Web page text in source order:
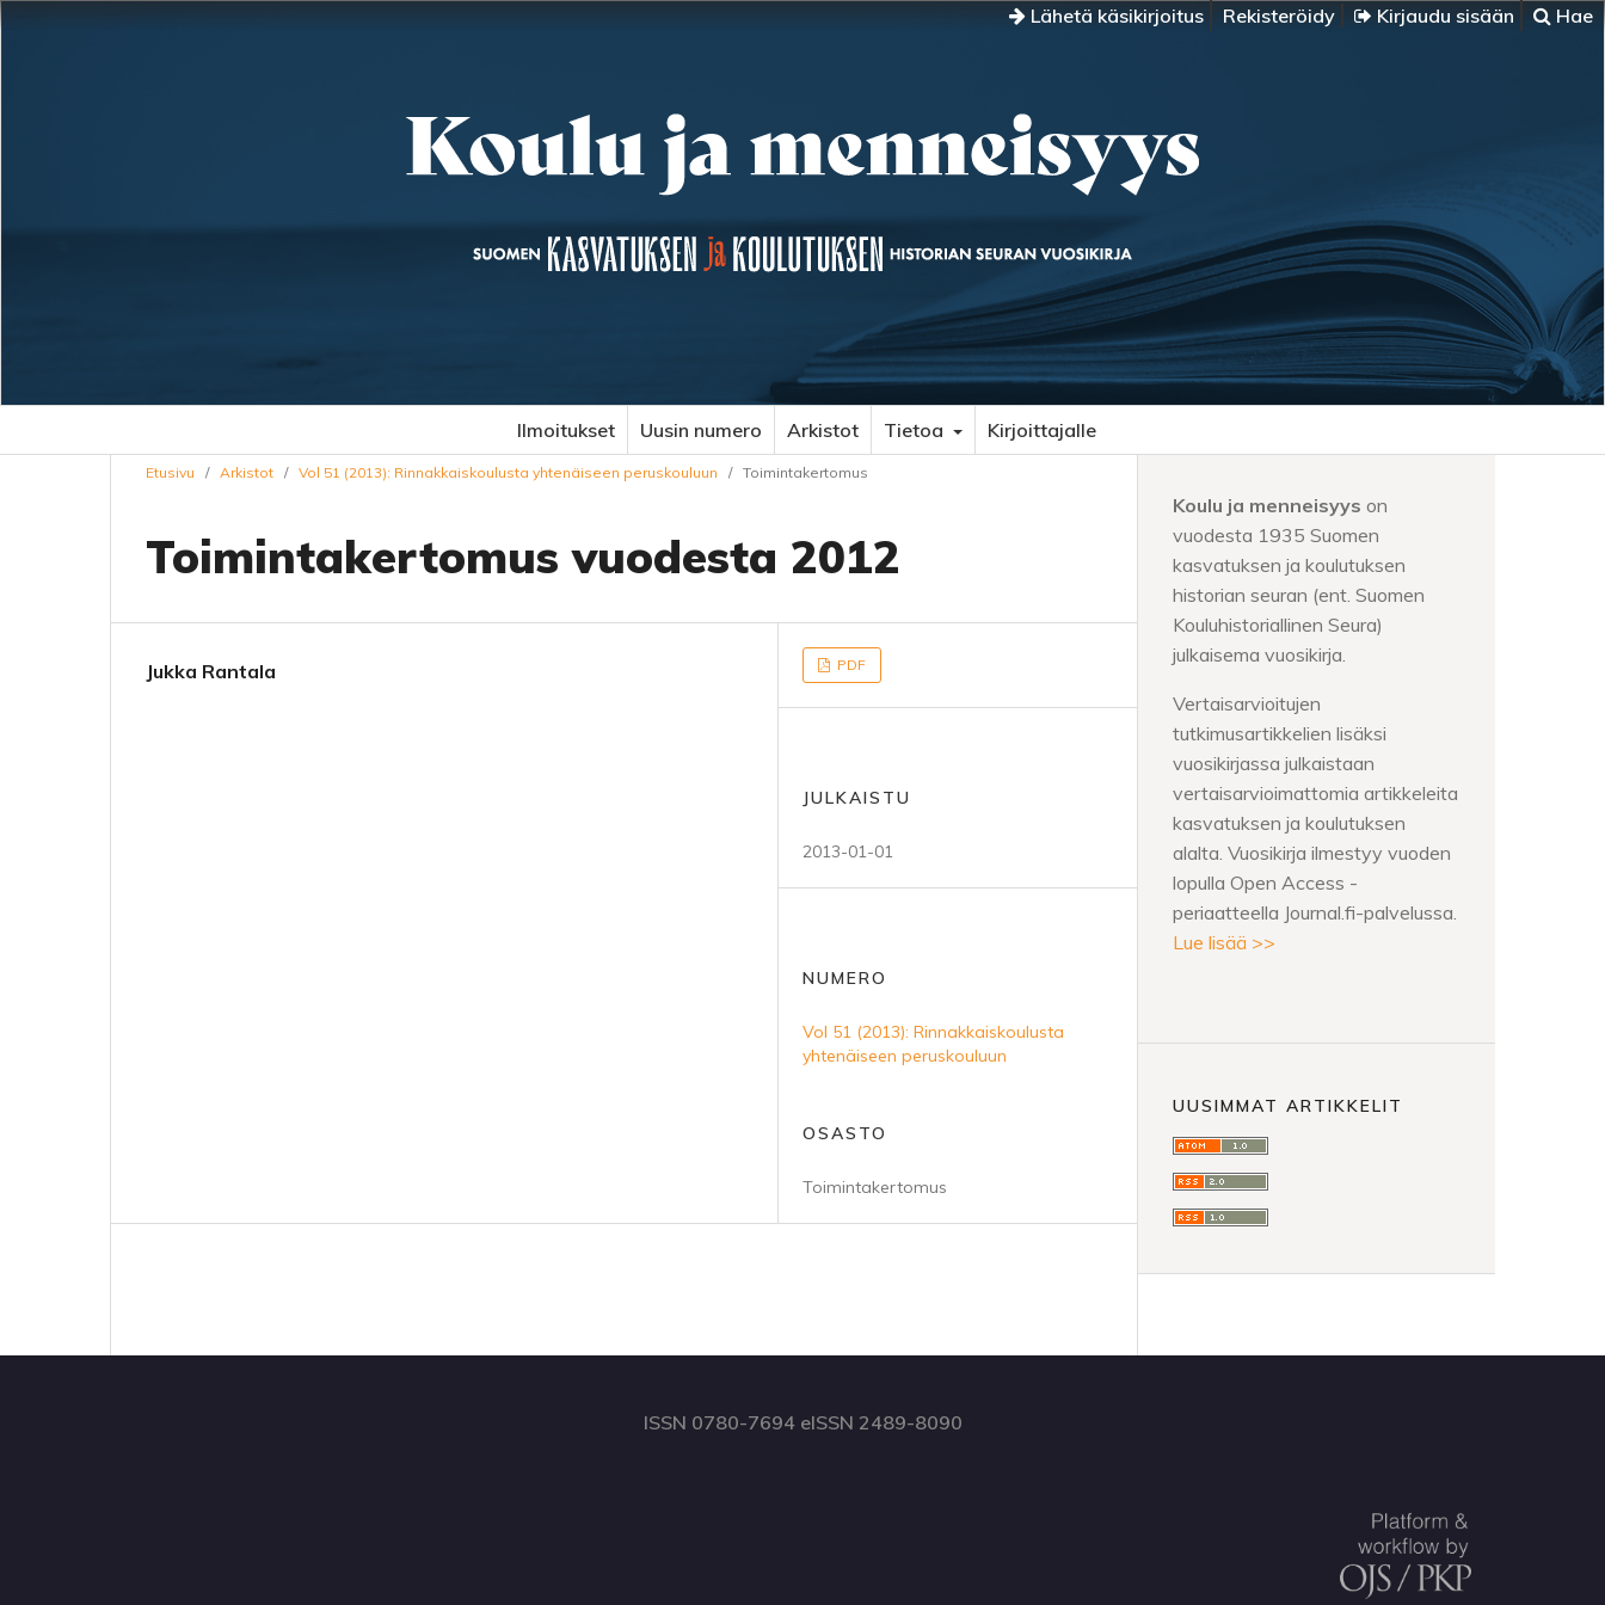
Lähetä käsikirjoitus Rekisteröidy Kirjaudu sisään Hae
Ilmoitukset Uusin numero Arkistot Tietoa Kirjoittajalle
Etusivu / Arkistot / Vol 51 (2013): Rinnakkaiskoulusta yhtenäiseen peruskouluun / Toimintakertomus
Toimintakertomus vuodesta 2012
Jukka Rantala PDF
JULKAISTU
2013-01-01
NUMERO
Vol 51 (2013): Rinnakkaiskoulusta
yhtenäiseen peruskouluun
OSASTO
Toimintakertomus
Koulu ja menneisyys on
vuodesta 1935 Suomen
kasvatuksen ja koulutuksen
historian seuran (ent. Suomen
Kouluhistoriallinen Seura)
julkaisema vuosikirja.
Vertaisarvioitujen
tutkimusartikkelien lisäksi
vuosikirjassa julkaistaan
vertaisarvioimattomia artikkeleita
kasvatuksen ja koulutuksen
alalta. Vuosikirja ilmestyy vuoden
lopulla Open Access -
periaatteella Journal.fi-palvelussa.
Lue lisää >>
UUSIMMAT ARTIKKELIT
ISSN 0780-7694 eISSN 2489-8090